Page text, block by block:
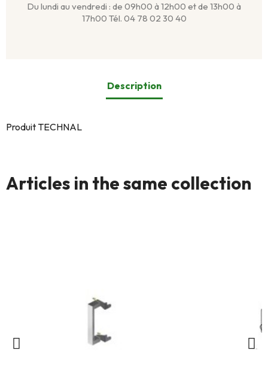
Du lundi au vendredi : de 09h00 à 12h00 et de 13h00 à
17h00 Tél. 04 78 02 30 40
Description
Produit TECHNAL
Articles in the same collection